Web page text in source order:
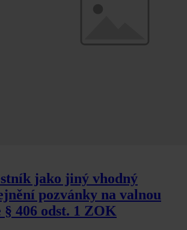
jako jiný vhodný
pozvánky na valnou
406 odst. 1 ZOK